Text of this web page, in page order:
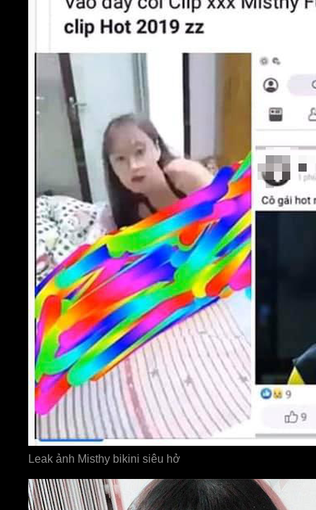
Leak ảnh Misthy bikini siêu hở